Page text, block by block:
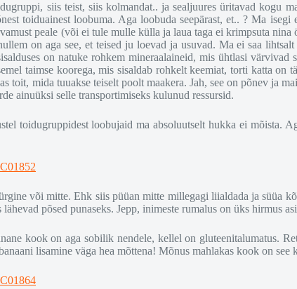
siis teist, siis kolmandat.. ja sealjuures üritavad kogu
toiduainest loobuma. Aga loobuda seepärast, et.. ? Ma
peale (või ei tule mulle külla ja laua taga ei krimpsuta nina
on aga see, et teised ju loevad ja usuvad. Ma ei saa
on natuke rohkem mineraalaineid, mis ühtlasi värvivad
taimse koorega, mis sisaldab rohkelt keemiat, torti katta on
mida tuuakse teiselt poolt maakera. Jah, see on põnev ja
ainuüksi selle transportimiseks kulunud ressursid.
toidugruppidest loobujaid ma absoluutselt hukka ei mõista.
või mitte. Ehk siis püüan mitte millegagi liialdada ja süüa
põsed punaseks. Jepp, inimeste rumalus on üks hirmus
kook on aga sobilik nendele, kellel on gluteenitalumatus.
lisamine väga hea mõttena! Mõnus mahlakas kook on see